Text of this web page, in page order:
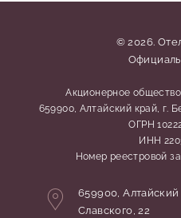
Адрес:
659900,Алтайский
Славского, 22
© 2026.
Акционерное
659900, Алтайский край, г.
ОГРН
ИНН
Номер реестровой